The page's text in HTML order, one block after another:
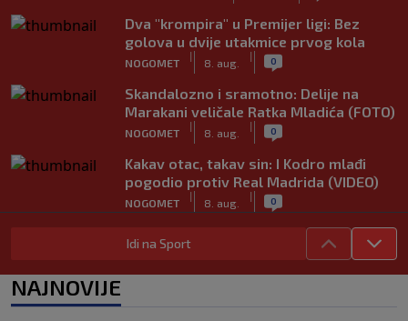
Dva "krompira" u Premijer ligi: Bez
golova u dvije utakmice prvog kola
NOGOMET
|
8. aug.
| 0
Skandalozno i sramotno: Delije na
Marakani veličale Ratka Mladića (FOTO)
NOGOMET
|
8. aug.
| 0
Kakav otac, takav sin: I Kodro mlađi
pogodio protiv Real Madrida (VIDEO)
NOGOMET
|
8. aug.
| 0
Sudija dosjetljivim komentarom
nasmijao publiku nakon žalbe tenisera
Idi na Sport
NAJNOVIJE